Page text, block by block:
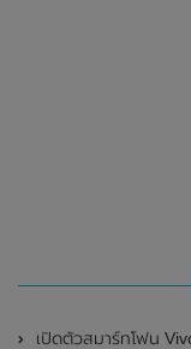
เปิดตัวสมาร์ทโฟน Vivo Y300 Pro อย่างเป็นทางการแ